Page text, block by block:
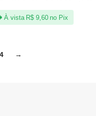
À vista R$9,60 no Pix
4 →